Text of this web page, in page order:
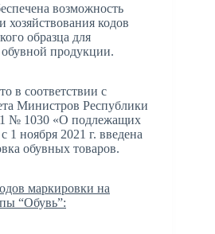
возможность
хозяйствования кодов
образца для
продукции.
в соответствии с
Министров Республики
№ 1030 «О подлежащих
1 ноября 2021 г. введена
обувных товаров.
маркировки на
“Обувь”: